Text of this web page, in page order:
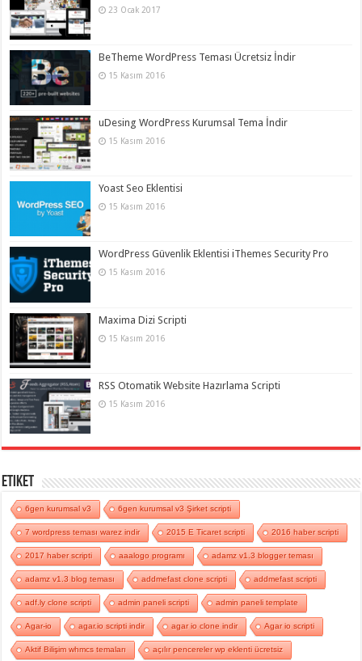
23 Ocak 2017
BeTheme WordPress Teması Ücretsiz İndir
15 Kasım 2016
uDesing WordPress Kurumsal Tema İndir
15 Kasım 2016
Yoast Seo Eklentisi
15 Kasım 2016
WordPress Güvenlik Eklentisi iThemes Security Pro
15 Kasım 2016
Maxima Dizi Scripti
15 Kasım 2016
RSS Otomatik Website Hazırlama Scripti
15 Kasım 2016
Etiket
6gen kurumsal v3 6gen kurumsal v3 Şirket scripti
7 wordpress teması warez indir 2015 E Ticaret scripti 2016 haber scripti
2017 haber scripti aaalogo programı adamz v1.3 blogger teması
adamz v1.3 blog teması addmefast clone scripti addmefast scripti
adf.ly clone scripti admin paneli scripti admin paneli template
Agar-io agar.io scripti indir agar io clone indir Agar io scripti
Aktif Bilişim whmcs temaları açılır pencereler wp eklenti ücretsiz